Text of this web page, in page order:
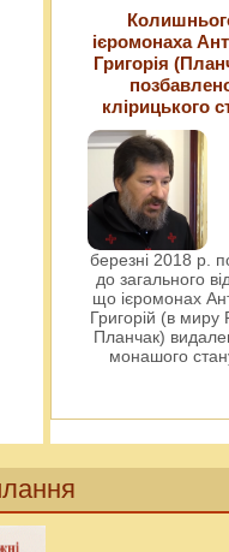
ієромонаха
Григорія
клірицького
березні 2018 р.
до загального
що ієромонах
Григорій (в миру
Планчак)
монашого